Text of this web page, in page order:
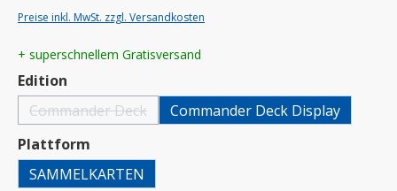
Preise inkl. MwSt. zzgl. Versandkosten
+ superschnellem Gratisversand
Edition
Commander Deck(Diese Option ist zurzeit nicht verfügbar.)
Commander Deck Display
Plattform
SAMMELKARTEN